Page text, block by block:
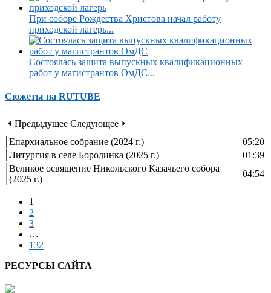
При соборе Рождества Христова начал работу
приходской лагерь...
Состоялась защита выпускных квалификационных
работ у магистрантов ОмДС...
Сюжеты на RUTUBE
⏴ Предыдущее Следующее ⏵
Епархиальное собрание (2024 г.)
05:20
Литургия в селе Бородинка (2025 г.)
01:39
Великое освящение Никольского Казачьего собора
(2025 г.)
04:54
1
2
3
…
132
РЕСУРСЫ САЙТА